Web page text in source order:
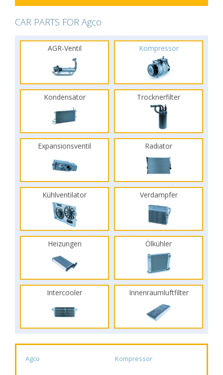
CAR PARTS FOR Agco
AGR-Ventil Kompressor
Kondensator Trocknerfilter
Expansionsventil Radiator
Kühlventilator Verdampfer
Heizungen Ölkühler
Intercooler Innenraumluftfilter
Agco Kompressor